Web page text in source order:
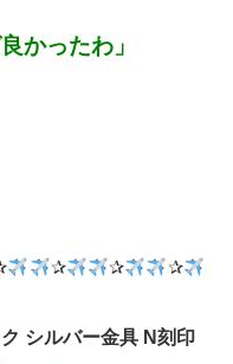
かったわ」
✰ ✰ ✰
シルバー金具 N刻印